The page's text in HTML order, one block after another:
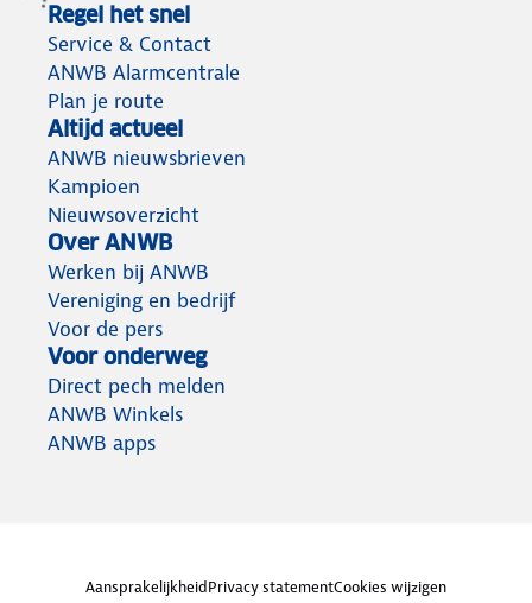
Regel het snel
Service & Contact
ANWB Alarmcentrale
Plan je route
Altijd actueel
ANWB nieuwsbrieven
Kampioen
Nieuwsoverzicht
Over ANWB
Werken bij ANWB
Vereniging en bedrijf
Voor de pers
Voor onderweg
Direct pech melden
ANWB Winkels
ANWB apps
AansprakelijkheidPrivacy statementCookies wijzigen